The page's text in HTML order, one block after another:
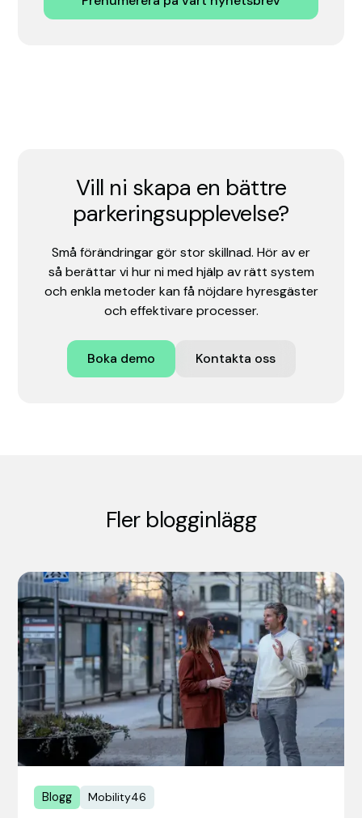
Vill ni skapa en bättre
parkeringsupplevelse?
Små förändringar gör stor skillnad. Hör av er
så berättar vi hur ni med hjälp av rätt system
och enkla metoder kan få nöjdare hyresgäster
och effektivare processer.
Boka demo Kontakta oss
Fler blogginlägg
Blogg Mobility46